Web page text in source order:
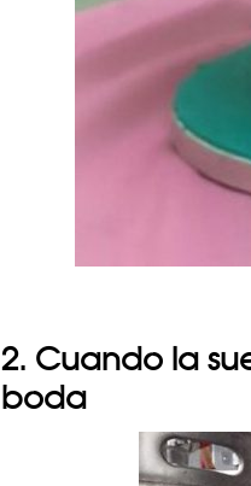
2. Cuando la
boda